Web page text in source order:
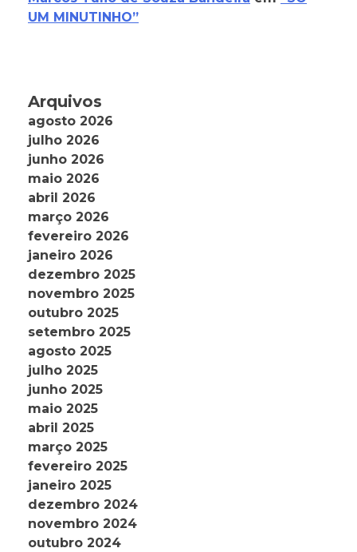
UM MINUTINHO”
Arquivos
agosto 2026
julho 2026
junho 2026
maio 2026
abril 2026
março 2026
fevereiro 2026
janeiro 2026
dezembro 2025
novembro 2025
outubro 2025
setembro 2025
agosto 2025
julho 2025
junho 2025
maio 2025
abril 2025
março 2025
fevereiro 2025
janeiro 2025
dezembro 2024
novembro 2024
outubro 2024